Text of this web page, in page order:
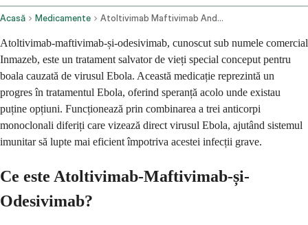
Acasă Medicamente Atoltivimab Maftivimab And Odesivimab Ebgn Intravenous Route
Atoltivimab-maftivimab-și-odesivimab, cunoscut sub numele comercial
Inmazeb, este un tratament salvator de vieți special conceput pentru
boala cauzată de virusul Ebola. Această medicație reprezintă un
progres în tratamentul Ebola, oferind speranță acolo unde existau
puține opțiuni. Funcționează prin combinarea a trei anticorpi
monoclonali diferiți care vizează direct virusul Ebola, ajutând sistemul
imunitar să lupte mai eficient împotriva acestei infecții grave.
Ce este Atoltivimab-Maftivimab-și-
Odesivimab?